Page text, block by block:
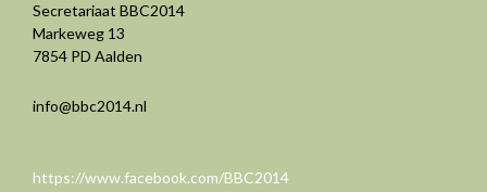
Secretariaat BBC2014
Markeweg 13
7854 PD Aalden
info@bbc2014.nl
https://www.facebook.com/BBC2014